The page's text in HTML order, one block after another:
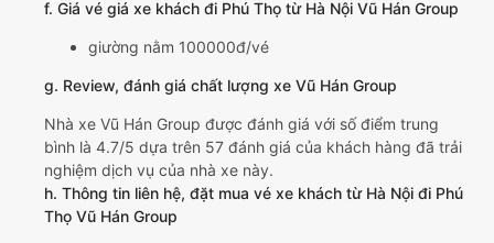
f. Giá vé giá xe khách đi Phú Thọ từ Hà Nội Vũ Hán Group
giường nằm 100000đ/vé
g. Review, đánh giá chất lượng xe Vũ Hán Group
Nhà xe Vũ Hán Group được đánh giá với số điểm trung
bình là 4.7/5 dựa trên 57 đánh giá của khách hàng đã trải
nghiệm dịch vụ của nhà xe này.
h. Thông tin liên hệ, đặt mua vé xe khách từ Hà Nội đi Phú
Thọ Vũ Hán Group